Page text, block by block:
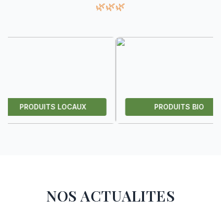
🌿🌿🌿
LOCAUX PRODUITS BIO
NOS ACTUALITES